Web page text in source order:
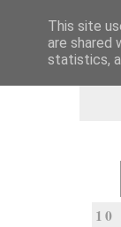
10
This site
are shared
statistics,